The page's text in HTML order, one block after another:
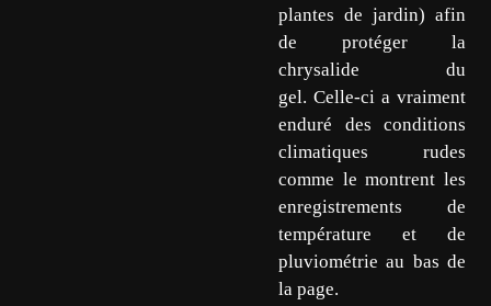
plantes de jardin) afin
de protéger la
chrysalide du
gel. Celle-ci a vraiment
enduré des conditions
climatiques rudes
comme le montrent les
enregistrements de
température et de
pluviométrie au bas de
la page.